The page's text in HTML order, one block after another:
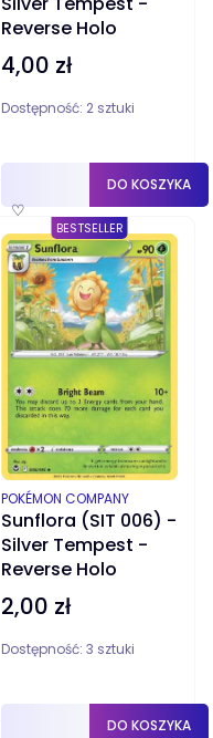
Reverse Holo
Cena
4,00 zł
Dostępność: 2 sztuki
♡
DO KOSZYKA
BESTSELLER
Sunflora (SIT 006) -
Silver Tempest -
Reverse Holo
PRODUCENT
POKÉMON COMPANY
Cena
2,00 zł
Dostępność: 3 sztuki
DO KOSZYKA